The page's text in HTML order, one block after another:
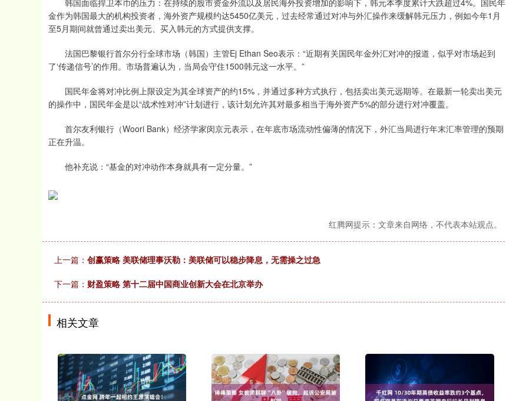
韩国面临捍卫本币的压力：在持续的股市资金外流以及居民海外投资增加的影响下，韩元本季度累计大跌超过4%。国民年
金作为韩国最大的机构投资者，海外资产规模约达5450亿美元，过去经常通过对冲与外汇操作来缓解韩元压力，例如今年1月
至5月期间就曾通过卖出美元、买入韩元的方式提供支撑。
法国巴黎银行首尔分行全球市场（韩国）主管Ej Ethan Seo表示：“近期有关国民年金外汇对冲的报道，似乎对市场起到
了‘传递信号’的作用。市场普遍认为，当局会守住1500韩元这一水平。”
国民年金将对冲比例上限设定为其全球资产的约15%，并通过多种方式执行，包括卖出美元远期等。在最新一轮卖出美元
的操作中，国民年金是以“战术性对冲”计划进行，该计划允许其对最多相当于海外资产5%的部分进行对冲覆盖。
首尔友利银行（Woori Bank）经济学家闵京元表示，在年底市场流动性偏薄的情况下，外汇当局进行年末汇率管理的预期
正在升温。
他补充说：“基金的对冲动作本身就具有一定分量。”
红腾网提示：文章来自网络，不代表本站观点。
上一篇： 创赢策略 美联储理事沃勒：美联储可以稳步降息，无需操之过急
下一篇： 财盈策略 第十二届中国商业创新大会在北京举办
相关文章